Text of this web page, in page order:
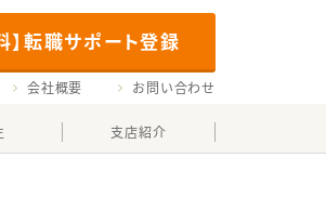
】転職サポート登録
会社概要 お問い合わせ
支店紹介